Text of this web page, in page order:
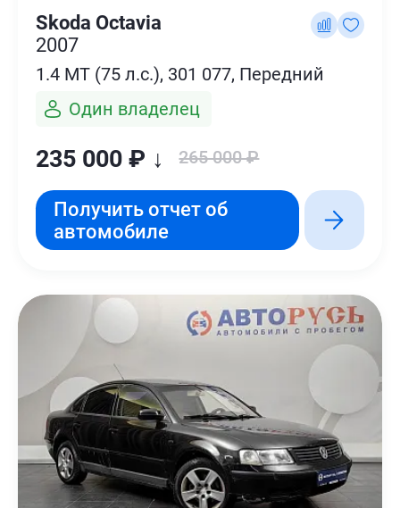
Skoda Octavia
2007
1.4 MT (75 л.с.), 301 077, Передний
Один владелец
235 000 ₽ ↓ 265 000 ₽
Получить отчет об
автомобиле